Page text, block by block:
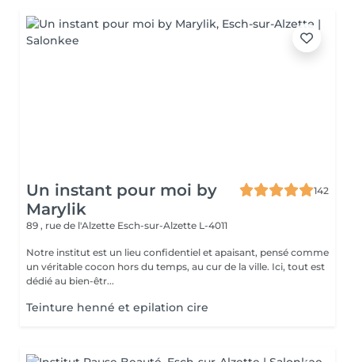
Un instant pour moi by
Marylik
142
89 , rue de l'Alzette Esch-sur-Alzette L-4011
Notre institut est un lieu confidentiel et apaisant, pensé comme
un véritable cocon hors du temps, au cur de la ville. Ici, tout est
dédié au bien-êtr...
Teinture henné et epilation cire